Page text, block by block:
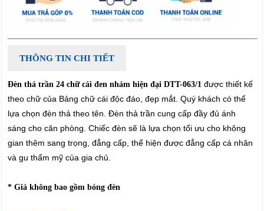
THÔNG TIN CHI TIẾT
Đèn thả trần 24 chữ cái đen nhám hiện đại DTT-063/1 được thiết kế
theo chữ của Bảng chữ cái độc đáo, đẹp mắt. Quý khách có thể
lựa chọn đèn thả theo tên. Đèn thả trần cung cấp đầy đủ ánh
sáng cho căn phòng. Chiếc đèn sẽ là lựa chọn tối ưu cho không
gian thêm sang trọng, đẳng cấp, thể hiện được đẳng cấp cá nhân
và gu thẩm mỹ của gia chủ.
* Giá không bao gồm bóng đèn